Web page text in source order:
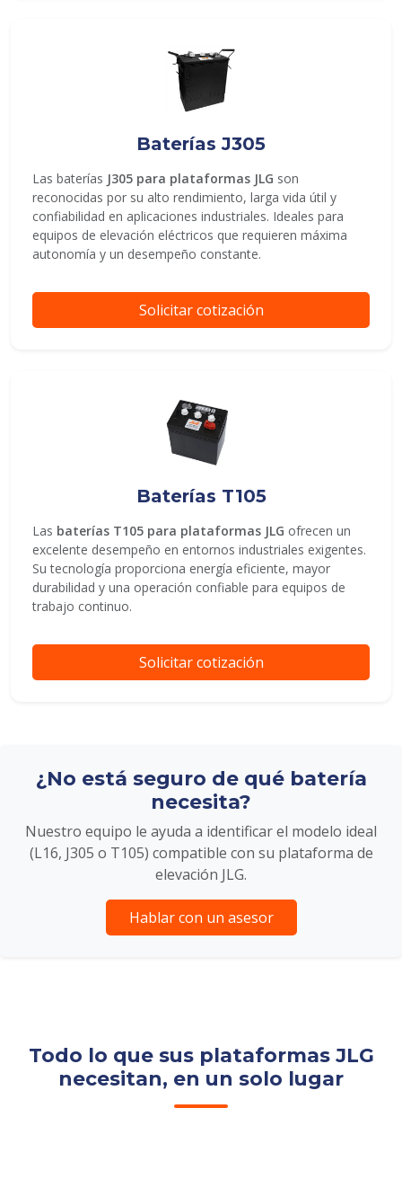
Baterías J305
Las baterías J305 para plataformas JLG son
reconocidas por su alto rendimiento, larga vida útil y
confiabilidad en aplicaciones industriales. Ideales para
equipos de elevación eléctricos que requieren máxima
autonomía y un desempeño constante.
Solicitar cotización
Baterías T105
Las baterías T105 para plataformas JLG ofrecen un
excelente desempeño en entornos industriales exigentes.
Su tecnología proporciona energía eficiente, mayor
durabilidad y una operación confiable para equipos de
trabajo continuo.
Solicitar cotización
¿No está seguro de qué batería
necesita?
Nuestro equipo le ayuda a identificar el modelo ideal
(L16, J305 o T105) compatible con su plataforma de
elevación JLG.
Hablar con un asesor
Todo lo que sus plataformas JLG
necesitan, en un solo lugar